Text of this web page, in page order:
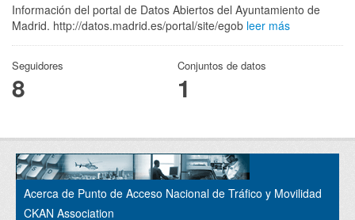
Información del portal de Datos Abiertos del Ayuntamiento de
Madrid. http://datos.madrid.es/portal/site/egob leer más
Seguidores
8
Conjuntos de datos
1
Acerca de Punto de Acceso Nacional de Tráfico y Movilidad
CKAN Association